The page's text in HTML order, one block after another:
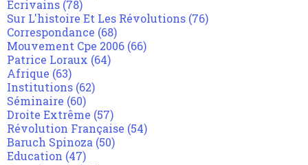
Ecrivains (78)
Sur L'histoire Et Les Révolutions (76)
Correspondance (68)
Mouvement Cpe 2006 (66)
Patrice Loraux (64)
Afrique (63)
Institutions (62)
Séminaire (60)
Droite Extrême (57)
Révolution Française (54)
Baruch Spinoza (50)
Education (47)